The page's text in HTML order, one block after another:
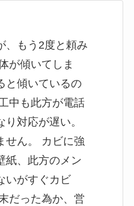
、もう2度と頼み
が傾いてしま
と傾いているの
中も此方が電話
対応が遅い。
せん。 カビに強
紙、此方のメン
いがすぐカビ
だった為か、営